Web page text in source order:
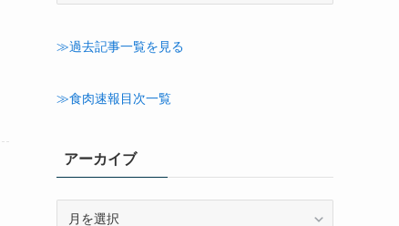
ゴ
ー
≫過去記事一覧を見る
≫食肉速報目次一覧
アーカイブ